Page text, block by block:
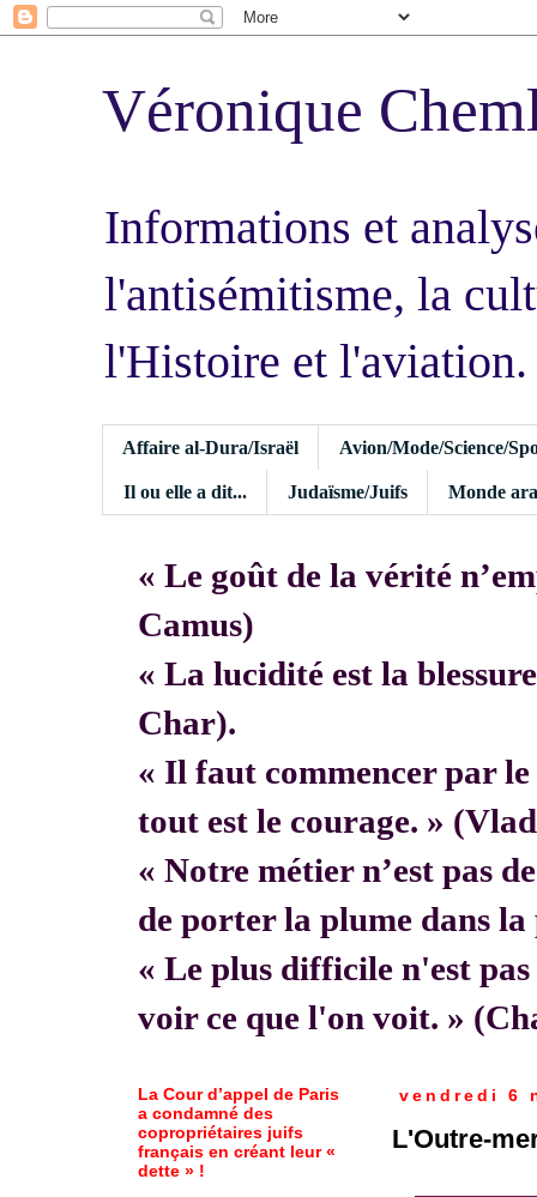
Véronique
Informations et
l'antisémitisme, la
l'Histoire et l'aviation.
Affaire al-Dura/Israël Avion/Mode/Science/
Il ou elle a dit... Judaïsme/Juifs Monde
« Le goût de la vérité
Camus)
« La lucidité est la
Char).
« Il faut commencer par le
tout est le courage. »
« Notre métier n’est pas
de porter la plume dans
« Le plus difficile n'est
voir ce que l'on voit. »
vendredi 6
L'Outre-
La Cour d’appel de Paris
a condamné des
copropriétaires juifs
français en créant leur «
dette » !